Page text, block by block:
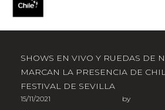
SHOWS EN VIVO Y RUEDAS DE
MARCAN LA PRESENCIA DE
FESTIVAL DE SEVILLA
15/11/2021